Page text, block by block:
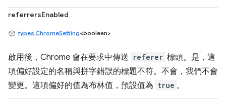
referrersEnabled
types.ChromeSetting<boolean>
啟用後，Chrome 會在要求中傳送 referer 標頭。是，這
項偏好設定的名稱與拼字錯誤的標題不符。不會，我們不會
變更。這項偏好的值為布林值，預設值為 true 。